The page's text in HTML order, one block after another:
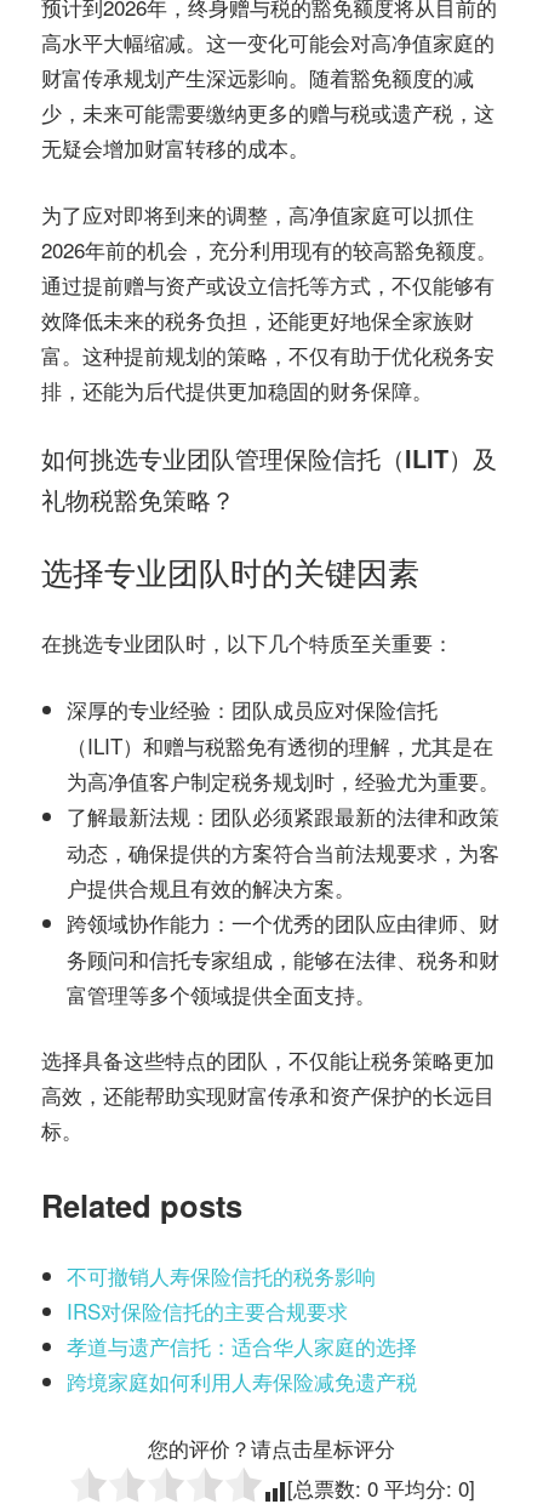
预计到2026年，终身赠与税的豁免额度将从目前的
高水平大幅缩减。这一变化可能会对高净值家庭的
财富传承规划产生深远影响。随着豁免额度的减
少，未来可能需要缴纳更多的赠与税或遗产税，这
无疑会增加财富转移的成本。
为了应对即将到来的调整，高净值家庭可以抓住
2026年前的机会，充分利用现有的较高豁免额度。
通过提前赠与资产或设立信托等方式，不仅能够有
效降低未来的税务负担，还能更好地保全家族财
富。这种提前规划的策略，不仅有助于优化税务安
排，还能为后代提供更加稳固的财务保障。
如何挑选专业团队管理保险信托（ILIT）及
礼物税豁免策略？
选择专业团队时的关键因素
在挑选专业团队时，以下几个特质至关重要：
深厚的专业经验 ：团队成员应对保险信托
（ILIT）和赠与税豁免有透彻的理解，尤其是在
为高净值客户制定税务规划时，经验尤为重要。
了解最新法规 ：团队必须紧跟最新的法律和政策
动态，确保提供的方案符合当前法规要求，为客
户提供合规且有效的解决方案。
跨领域协作能力 ：一个优秀的团队应由律师、财
务顾问和信托专家组成，能够在法律、税务和财
富管理等多个领域提供全面支持。
选择具备这些特点的团队，不仅能让税务策略更加
高效，还能帮助实现财富传承和资产保护的长远目
标。
Related posts
不可撤销人寿保险信托的税务影响
IRS对保险信托的主要合规要求
孝道与遗产信托：适合华人家庭的选择
跨境家庭如何利用人寿保险减免遗产税
您的评价？请点击星标评分
[总票数: 0平均分: 0]